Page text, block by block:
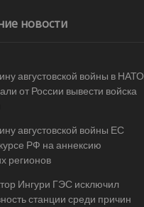
новости
августовской войны в НАТО
от России вывести войска
августовской войны ЕС
РФ на аннексию
регионов
Ингури ГЭС исключил
станции среди причин